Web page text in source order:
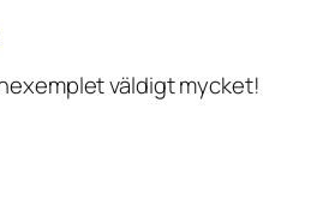
väldigt mycket!